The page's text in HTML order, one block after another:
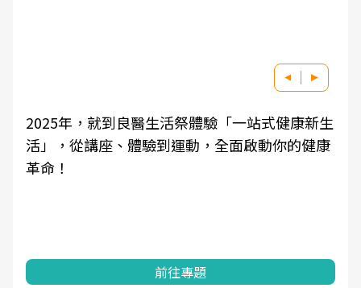
2025年，就到良醫生活祭體驗「一站式健康新生
活」，從講座、體驗到運動，全面啟動你的健康
革命！
前往專題